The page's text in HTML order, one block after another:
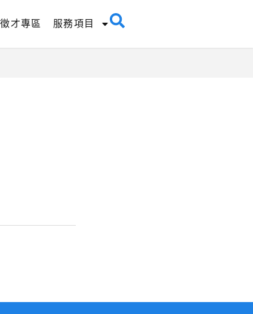
徵才專區 服務項目